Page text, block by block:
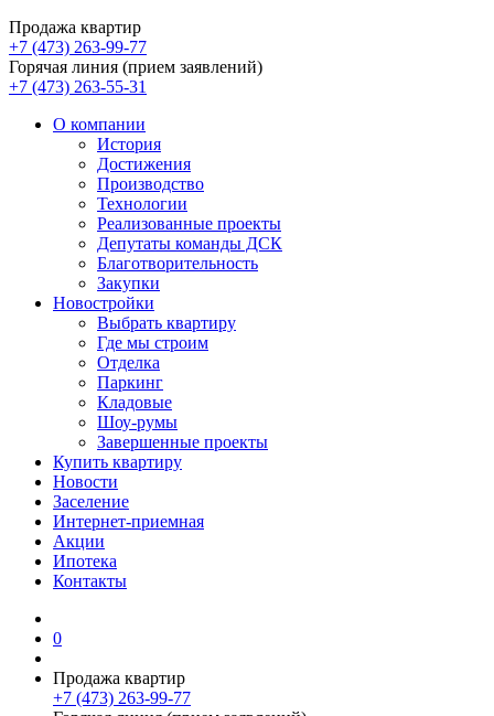
Продажа квартир
+7 (473) 263-99-77
Горячая линия (прием заявлений)
+7 (473) 263-55-31
О компании
История
Достижения
Производство
Технологии
Реализованные проекты
Депутаты команды ДСК
Благотворительность
Закупки
Новостройки
Выбрать квартиру
Где мы строим
Отделка
Паркинг
Кладовые
Шоу-румы
Завершенные проекты
Купить квартиру
Новости
Заселение
Интернет-приемная
Акции
Ипотека
Контакты
0
Продажа квартир
+7 (473) 263-99-77